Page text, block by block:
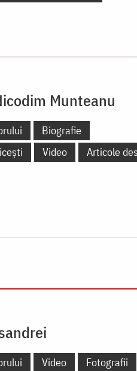
Munteanu
Biografie
Video Articole
Video
Fotografii